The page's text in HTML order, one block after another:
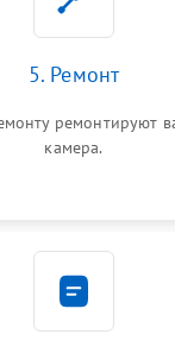
5. Ремонт
ремонтируют
камера.